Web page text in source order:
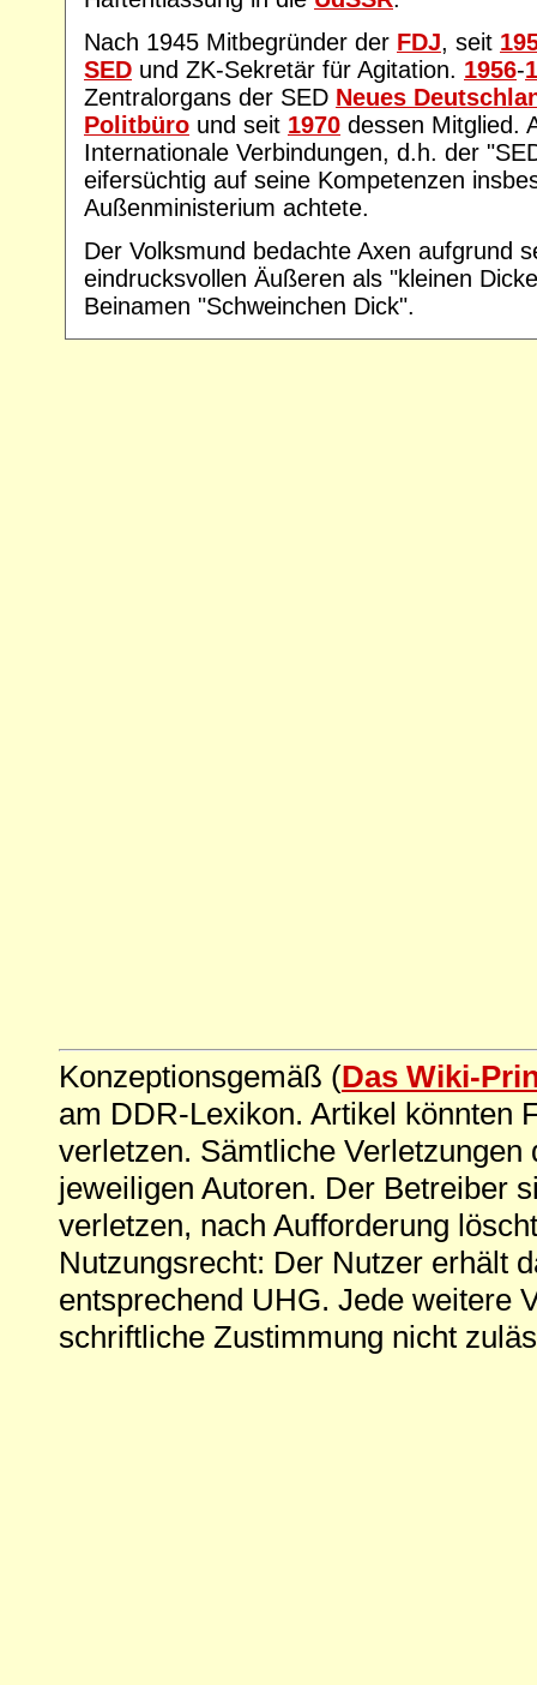
Nach 1945 Mitbegründer der FDJ, seit
SED und ZK-Sekretär für Agitation. 1956-
Zentralorgans der SED Neues
Politbüro und seit 1970 dessen Mitglied.
Internationale Verbindungen, d.h. der
eifersüchtig auf seine Kompetenzen
Außenministerium achtete.
Der Volksmund bedachte Axen aufgrund
eindrucksvollen Äußeren als "kleinen
Beinamen "Schweinchen Dick".
Konzeptionsgemäß (Das Wiki-
am DDR-Lexikon. Artikel könnten
verletzen. Sämtliche
jeweiligen Autoren. Der Betreiber
verletzen, nach Aufforderung
Nutzungsrecht: Der Nutzer erhält
entsprechend UHG. Jede weitere
schriftliche Zustimmung nicht